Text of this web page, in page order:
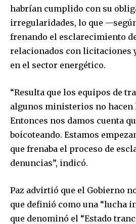
Join our
SUBSCRIBERS and
conversation.
To subscribe, simply enter your email
or click the subscribe button below.
your privacy and won't spam your
safe with us.
habrían cumplido con su
irregularidades, lo que
frenando el esclarecimiento
relacionados con licitaciones
en el sector energético.
“Resulta que los equipos de
algunos ministerios no hacen
Entonces nos damos cuenta
boicoteando. Estamos
que frenaba el proceso de
denuncias”, indicó.
Paz advirtió que el Gobierno
que definió como una “lucha
que denominó el “Estado